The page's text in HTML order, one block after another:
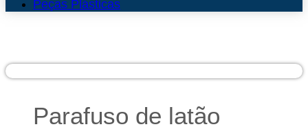
Peças Plásticas
Parafuso de latão